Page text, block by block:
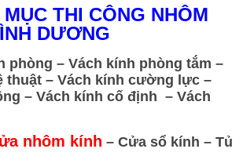
THI CÔNG NHÔM
DƯƠNG
phòng – Vách kính phòng tắm –
thuật – Vách kính cường lực –
– Vách kính cố định – Vách
nhôm kính – Cửa sổ kính – Tủ